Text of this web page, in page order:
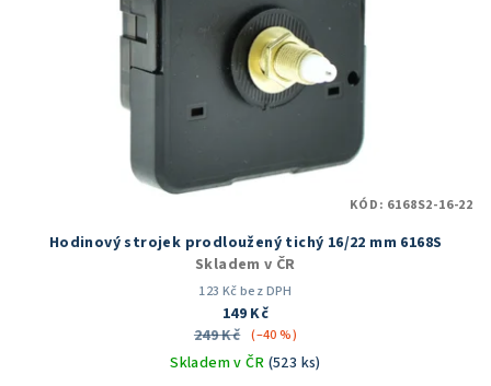
Hodinový strojek prodloužený tichý 16/22 mm 6168S
Skladem v ČR
123 Kč bez DPH
149 Kč
249 Kč (–40 %)
Skladem v ČR (523 ks)
KÓD: 6168S2-16-22